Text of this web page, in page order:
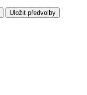
Uložit předvolby